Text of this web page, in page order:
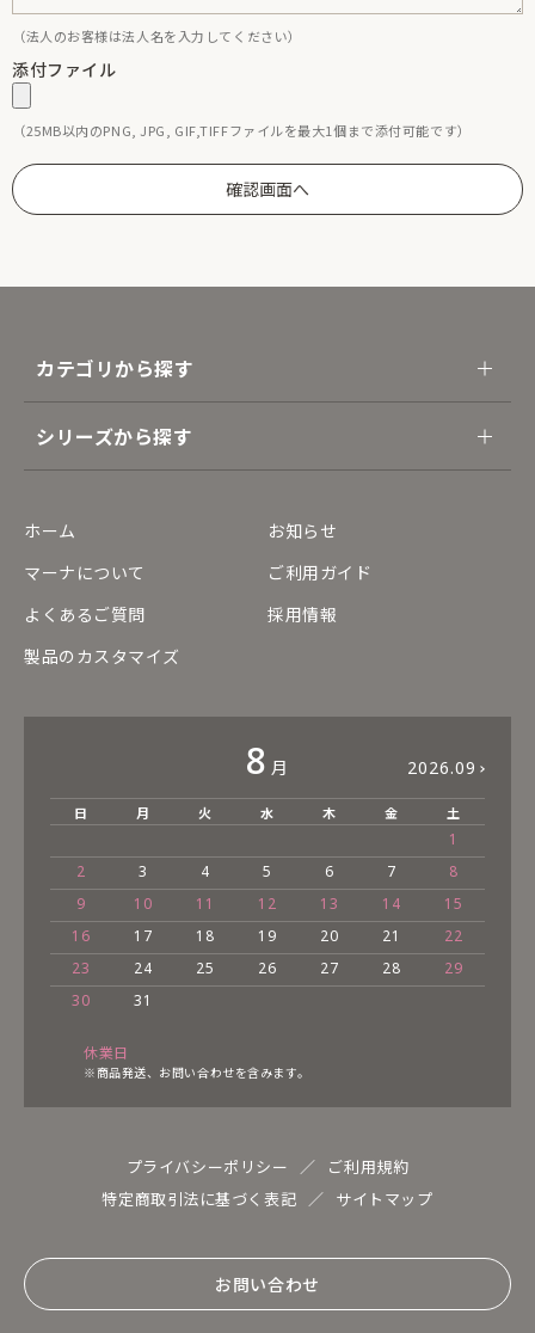
（法人のお客様は法人名を入力してください）
添付ファイル
（25MB以内のPNG, JPG, GIF,TIFFファイルを最大1個まで添付可能です）
カテゴリから探す
シリーズから探す
ホーム
お知らせ
マーナについて
ご利用ガイド
よくあるご質問
採用情報
製品のカスタマイズ
8 月 2026.09
日 月 火 水 木 金 土
1
2
3 4 5 6 7
8
9
10 11 12 13 14
15
16
17 18 19 20 21
22
23
24 25 26 27 28
29
30
31
休業日
※商品発送、お問い合わせを含みます。
プライバシーポリシー
ご利用規約
特定商取引法に基づく表記
サイトマップ
お問い合わせ